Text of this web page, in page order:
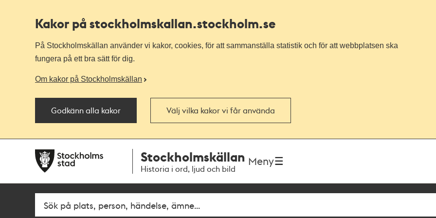
Kakor på stockholmskallan.stockholm.se
På Stockholmskällan använder vi kakor, cookies, för att sammanställa statistik och för att webbplatsen ska
fungera på ett bra sätt för dig.
Om kakor på Stockholmskällan
Godkänn alla kakor Välj vilka kakor vi får använda
navigationen
huvudinnehållet
Stockholmskällan
Historia i ord, ljud och bild
Meny
SökFritextsök